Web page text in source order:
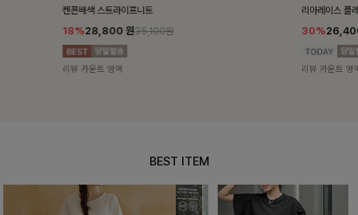
리아레이스 플레어스커트
30%26,400원37,700원
리뷰 카운트 영역
made, 롱브린
16%
리뷰 카운트 영
BEST ITEM